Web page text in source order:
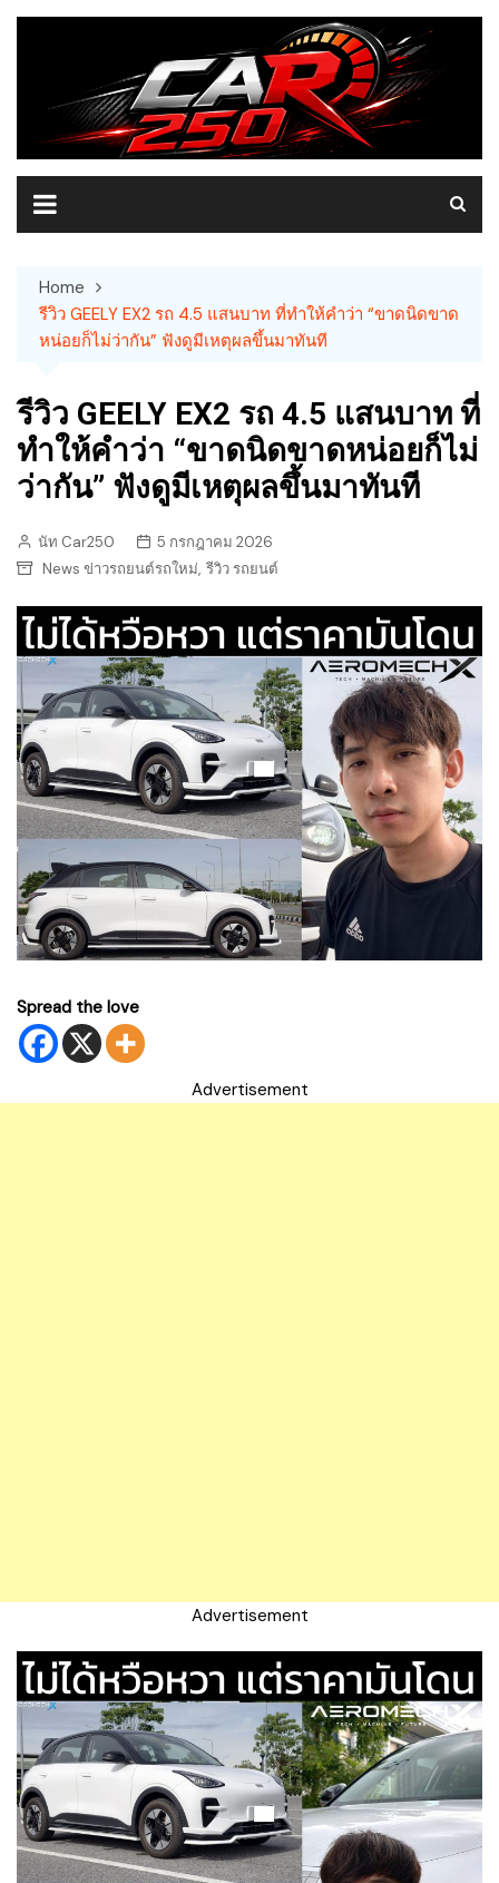
Skip
Home
รีวิว GEELY EX2 รถ 4.5 แสนบาท ที่ทำให้คำว่า “ขาดนิดขาด
หน่อยก็ไม่ว่ากัน” ฟังดูมีเหตุผลขึ้นมาทันที
รีวิว GEELY EX2 รถ 4.5 แสนบาท ที่
ทำให้คำว่า “ขาดนิดขาดหน่อยก็ไม่
ว่ากัน” ฟังดูมีเหตุผลขึ้นมาทันที
นัท Car250
5 กรกฎาคม 2026
News ข่าวรถยนต์รถใหม่, รีวิว รถยนต์
Spread the love
Advertisement
Advertisement